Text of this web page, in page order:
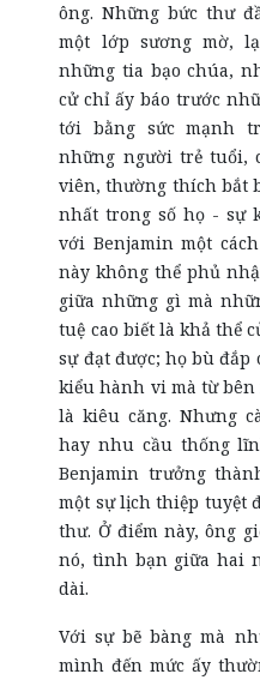
ông. Những bức thư
một lớp sương mờ,
những tia bạo chúa,
cử chỉ ấy báo trước
tới bằng sức mạnh
những người trẻ tuổi,
viên, thường thích bắt
nhất trong số họ - sự
với Benjamin một
này không thể phủ
giữa những gì mà
tuệ cao biết là khả thể
sự đạt được; họ bù đắp
kiểu hành vi mà từ
là kiêu căng. Nhưng
hay nhu cầu thống
Benjamin trưởng
một sự lịch thiệp tuyệt
thư. Ở điểm này, ông
nó, tình bạn giữa hai
dài.
Với sự bẽ bàng mà
mình đến mức ấy